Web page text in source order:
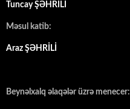
Tuncay ŞƏHRİLİ
Məsul katib:
Araz ŞƏHRİLİ
Beynəlxalq əlaqələr üzrə menecer: